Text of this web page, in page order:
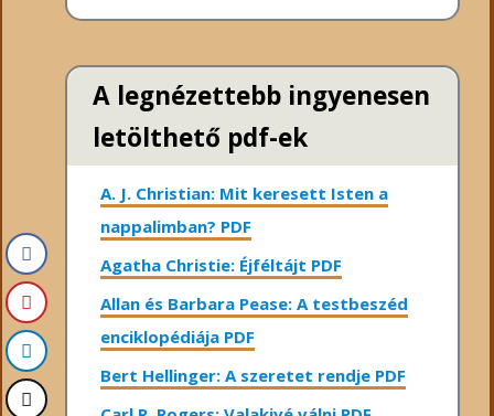
A legnézettebb ingyenesen
letölthető pdf-ek
A. J. Christian: Mit keresett Isten a
nappalimban? PDF
Agatha Christie: Éjféltájt PDF
Allan és Barbara Pease: A testbeszéd
enciklopédiája PDF
Bert Hellinger: A ​szeretet rendje PDF